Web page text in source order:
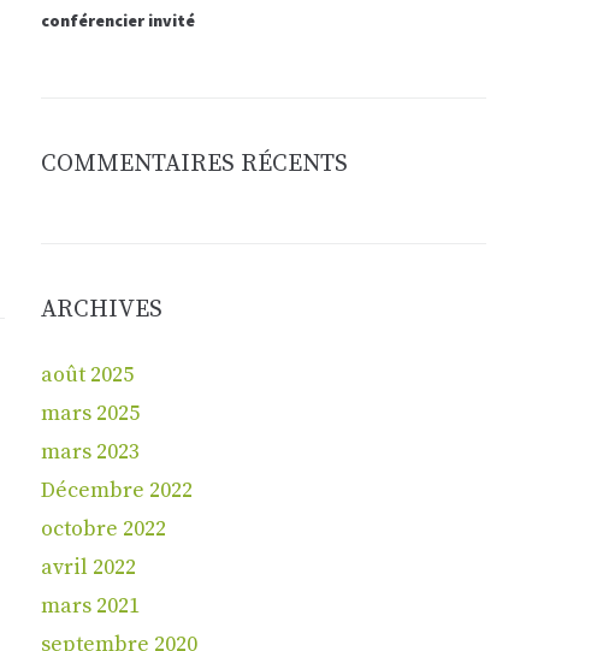
conférencier invité
COMMENTAIRES RÉCENTS
ARCHIVES
août 2025
mars 2025
mars 2023
Décembre 2022
octobre 2022
avril 2022
mars 2021
septembre 2020